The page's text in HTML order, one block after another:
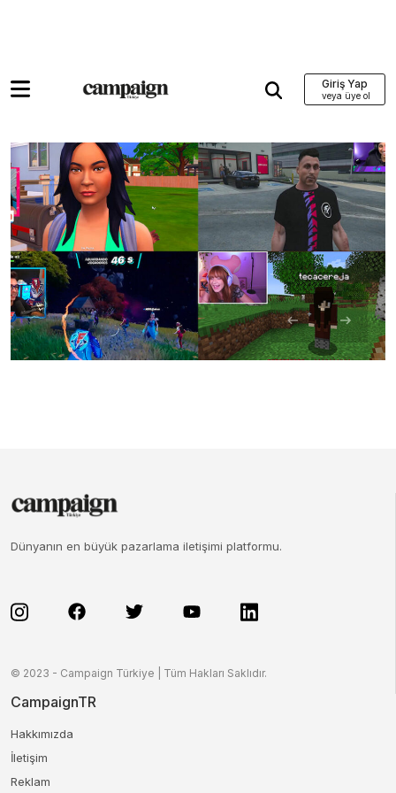
Giriş Yap
Dünyanın en büyük pazarlama iletişimi platformu.
© 2023 - Campaign Türkiye | Tüm Hakları Saklıdır.
CampaignTR
Hakkımızda
İletişim
Reklam